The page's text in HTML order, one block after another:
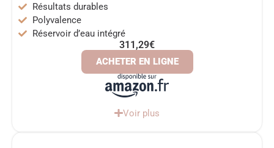
Résultats durables
Polyvalence
Réservoir d’eau intégré
311,29€
ACHETER EN LIGNE
Voir plus